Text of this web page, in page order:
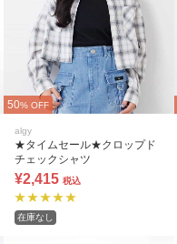
50% OFF
algy
★タイムセール★クロップド
チェックシャツ
¥2,415 税込
在庫なし